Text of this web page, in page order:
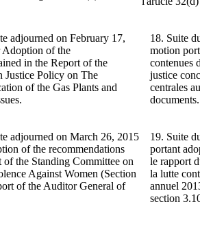
adjourned on February 17,
Adoption of the
in the Report of the
Justice Policy on The
of the Gas Plants and
18. Suite
motion
contenues
justice
centrales
documents.
adjourned on March 26, 2015
of the recommendations
the Standing Committee on
Against Women (Section
of the Auditor General of
19. Suite
portant
le rapport
la lutte
annuel
section